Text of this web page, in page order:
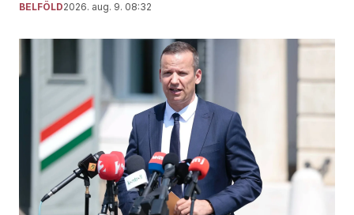
BELFÖLD2026. aug. 9. 08:32